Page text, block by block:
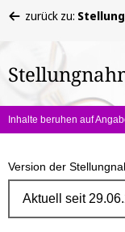
befinden
hier:
zurück zu:
Inhalte beruhen auf
Version der